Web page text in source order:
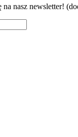
na nasz newsletter!